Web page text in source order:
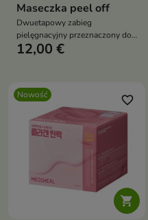
Maseczka peel off
Dwuetapowy zabieg
pielęgnacyjny przeznaczony do
skóry mieszanej, tłustej oraz
12,00 €
Nowość

favorite_border